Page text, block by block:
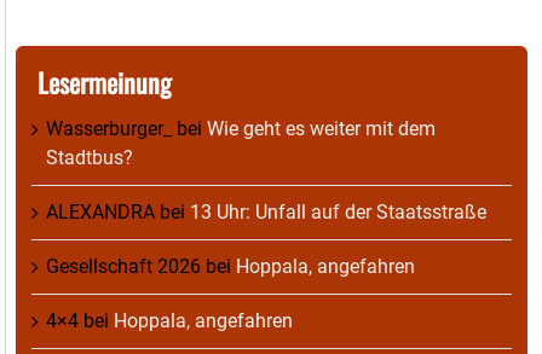
Lesermeinung
Wasserburger_ bei Wie geht es weiter mit dem
Stadtbus?
ALEXANDRA bei 13 Uhr: Unfall auf der Staatsstraße
Gesellschaft 2026 bei Hoppala, angefahren
4×4 bei Hoppala, angefahren